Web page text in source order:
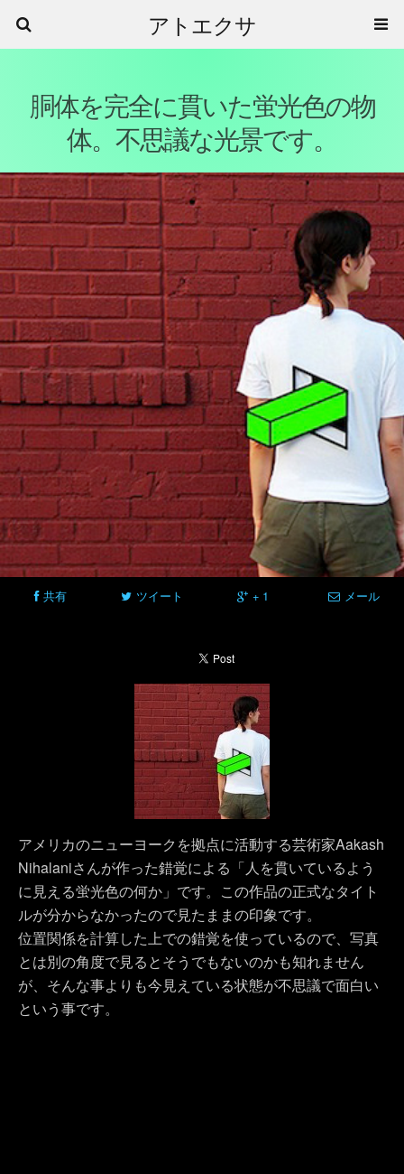
アトエクサ
胴体を完全に貫いた蛍光色の物
体。不思議な光景です。
共有 ツイート + 1 メール
アメリカのニューヨークを拠点に活動する芸術家Aakash
Nihalaniさんが作った錯覚による「人を貫いているよう
に見える蛍光色の何か」です。この作品の正式なタイト
ルが分からなかったので見たままの印象です。
位置関係を計算した上での錯覚を使っているので、写真
とは別の角度で見るとそうでもないのかも知れません
が、そんな事よりも今見えている状態が不思議で面白い
という事です。